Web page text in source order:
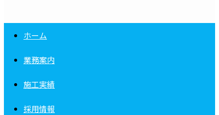
ホーム
業務案内
施工実績
採用情報